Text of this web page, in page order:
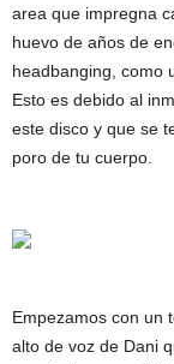
area que impregna
huevo de años de
headbanging, como
Esto es debido al
este disco y que se
poro de tu cuerpo.
Empezamos con un
alto de voz de Dani